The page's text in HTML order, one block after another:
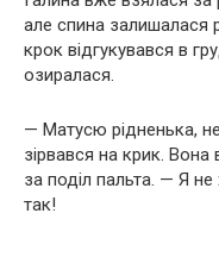
але спина залишалася
крок відгукувався в
озиралася.
— Матусю рідненька,
зірвався на крик. Вона
за поділ пальта. — Я
так!